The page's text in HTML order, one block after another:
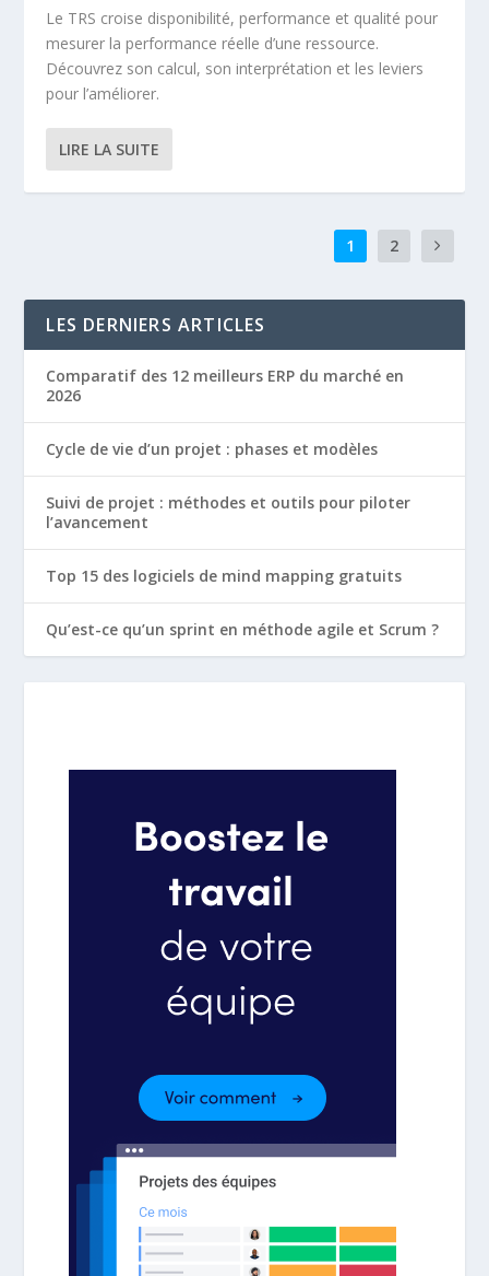
Le TRS croise disponibilité, performance et qualité pour
mesurer la performance réelle d’une ressource.
Découvrez son calcul, son interprétation et les leviers
pour l’améliorer.
LIRE LA SUITE
1 2
LES DERNIERS ARTICLES
Comparatif des 12 meilleurs ERP du marché en
2026
Cycle de vie d’un projet : phases et modèles
Suivi de projet : méthodes et outils pour piloter
l’avancement
Top 15 des logiciels de mind mapping gratuits
Qu’est-ce qu’un sprint en méthode agile et Scrum ?